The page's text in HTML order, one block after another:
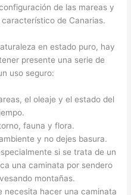
de las mareas y
de Canarias.
en estado puro, hay
presente una serie de
uso seguro:
el oleaje y el estado del
fauna y flora.
y no dejes basura.
si se trata de un
una caminata por sendero
montañas.
necesita hacer una caminata